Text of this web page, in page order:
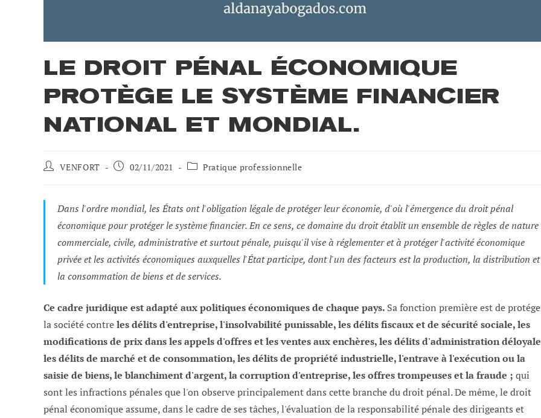
LE DROIT PÉNAL ÉCONOMIQUE
PROTÈGE LE SYSTÈME FINANCIER
NATIONAL ET MONDIAL.
Auteur
publication
VENFORT
Poste02/11/2021
Catégorie
Pratique professionnelle
Dans l'ordre mondial, les États ont l'obligation légale de protéger leur économie, d'où l'émergence du droit pénal
économique pour protéger le système financier. En ce sens, ce domaine du droit établit un ensemble de règles de nature
commerciale, civile, administrative et surtout pénale, puisqu'il vise à réglementer et à protéger l'activité économique
privée et les activités économiques auxquelles l'État participe, dont l'un des facteurs est la production, la distribution et
la consommation de biens et de services.
Ce cadre juridique est adapté aux politiques économiques de chaque pays. Sa fonction première est de
la société contreles délits d'entreprise, l'insolvabilité punissable, les délits fiscaux et de sécurité sociale, les
modifications de prix dans les appels d'offres et les ventes aux enchères, les délits d'administration
les délits de marché et de consommation, les délits de propriété industrielle, l'entrave à l'exécution ou la
saisie de biens, le blanchiment d'argent, la corruption d'entreprise, les offres trompeuses et la fraude ; qui
sont les infractions pénales que l'on observe principalement dans cette branche du droit pénal. De même, le droit
pénal économique assume, dans le cadre de ses tâches, l'évaluation de la responsabilité pénale des dirigeants et